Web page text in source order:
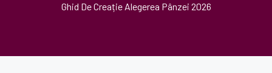
Ghid De Creație Alegerea Pânzei 2026